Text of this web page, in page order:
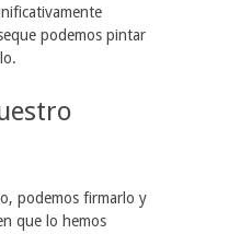
podemos pintar
podemos firmarlo y
que lo hemos